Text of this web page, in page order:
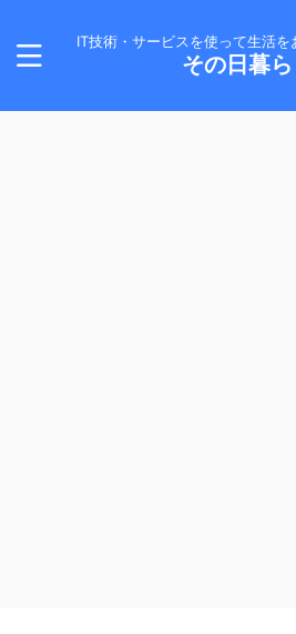
IT技術・サービスを使って生活を
その日暮ら